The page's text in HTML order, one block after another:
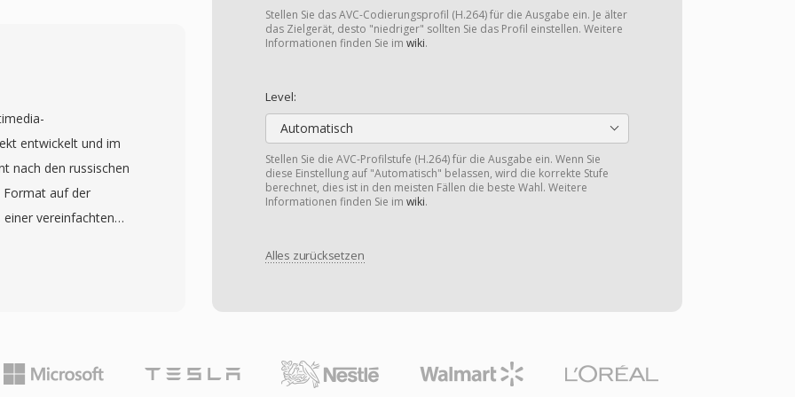
Stellen Sie das AVC-Codierungsprofil (H.264) für die Ausgabe ein. Je älter
das Zielgerät, desto "niedriger" sollten Sie das Profil einstellen. Weitere
Informationen finden Sie im wiki.
Level:
Automatisch
Stellen Sie die AVC-Profilstufe (H.264) für die Ausgabe ein. Wenn Sie
diese Einstellung auf "Automatisch" belassen, wird die korrekte Stufe
berechnet, dies ist in den meisten Fällen die beste Wahl. Weitere
Informationen finden Sie im wiki.
Alles zurücksetzen
und
Grafiken bei
reichhaltige
sodass
gesamte Datei
auf seinem
für
entwickelt und im
nach den russischen
Format auf der
vereinfachten
zukunftskompatible
SRT-Text